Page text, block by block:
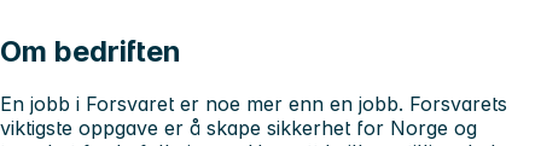
Om bedriften
En jobb i Forsvaret er noe mer enn en jobb. Forsvarets
viktigste oppgave er å skape sikkerhet for Norge og